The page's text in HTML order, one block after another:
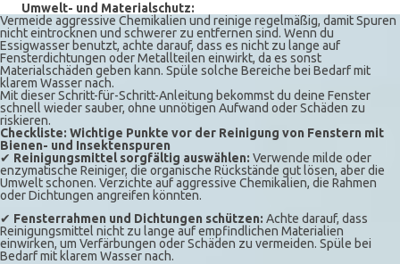
Umwelt- und Materialschutz:
Vermeide aggressive Chemikalien und reinige regelmäßig, damit Spuren
nicht eintrocknen und schwerer zu entfernen sind. Wenn du
Essigwasser benutzt, achte darauf, dass es nicht zu lange auf
Fensterdichtungen oder Metallteilen einwirkt, da es sonst
Materialschäden geben kann. Spüle solche Bereiche bei Bedarf mit
klarem Wasser nach.
Mit dieser Schritt-für-Schritt-Anleitung bekommst du deine Fenster
schnell wieder sauber, ohne unnötigen Aufwand oder Schäden zu
riskieren.
Checkliste: Wichtige Punkte vor der Reinigung von Fenstern mit
Bienen- und Insektenspuren
✔ Reinigungsmittel sorgfältig auswählen: Verwende milde oder
enzymatische Reiniger, die organische Rückstände gut lösen, aber die
Umwelt schonen. Verzichte auf aggressive Chemikalien, die Rahmen
oder Dichtungen angreifen könnten.
✔ Fensterrahmen und Dichtungen schützen: Achte darauf, dass
Reinigungsmittel nicht zu lange auf empfindlichen Materialien
einwirken, um Verfärbungen oder Schäden zu vermeiden. Spüle bei
Bedarf mit klarem Wasser nach.